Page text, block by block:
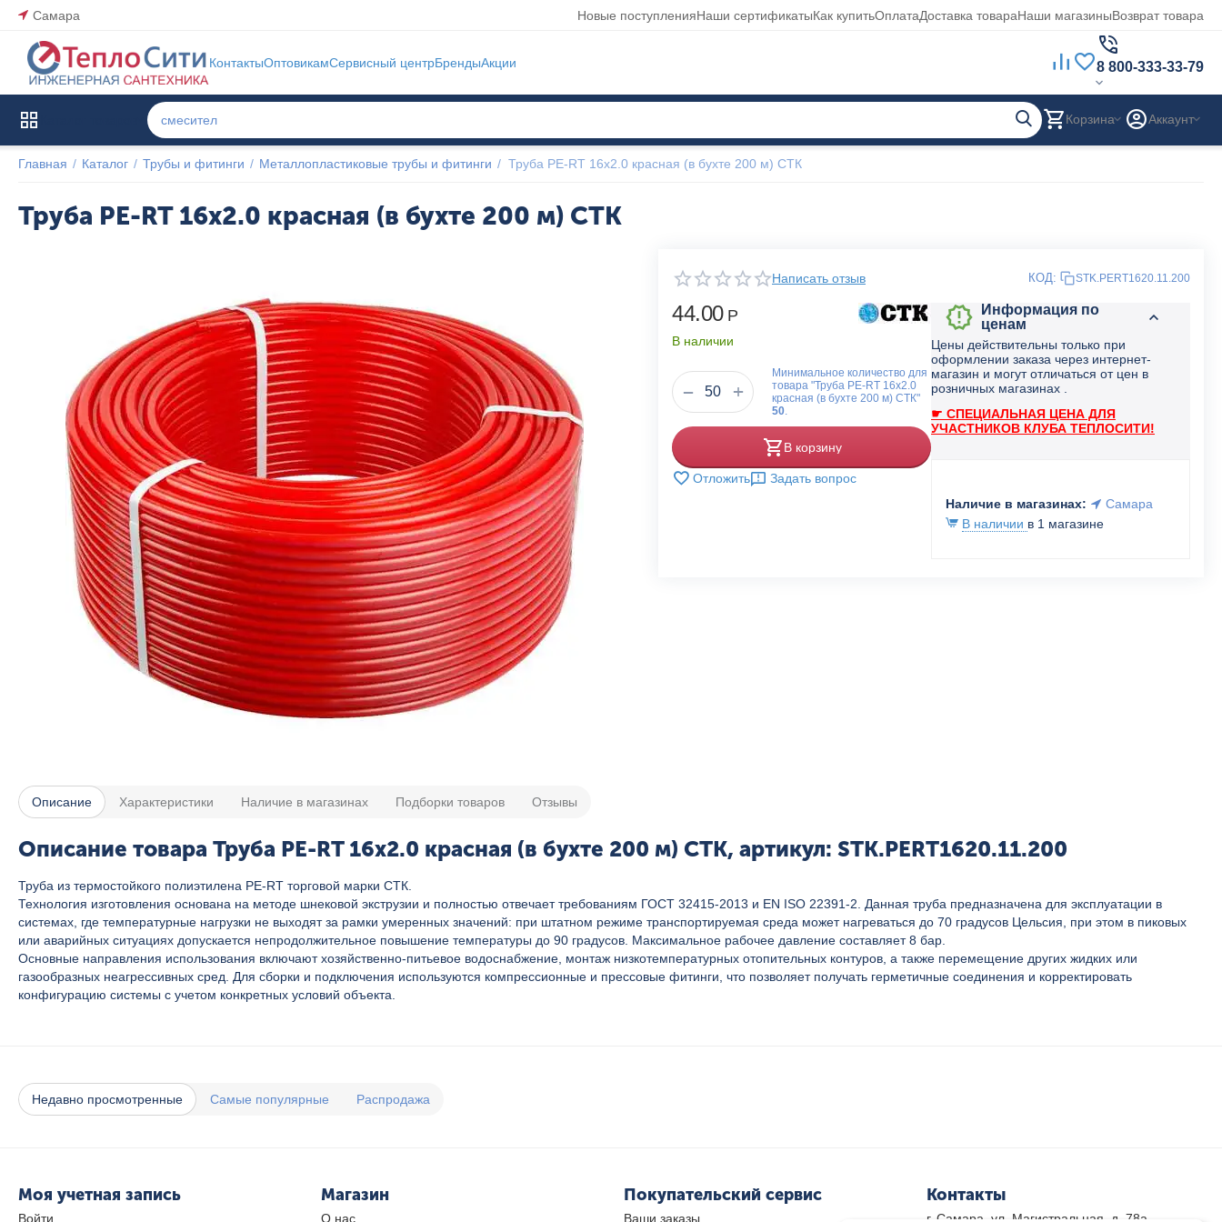
Самара Новые поступленияНаши сертификатыКак купитьОплатаДоставка товараНаши магазиныВозврат товара
КонтактыОптовикамСервисный центрБрендыАкции 8 800-333-33-79
Корзина Аккаунт
Главная / Каталог / Трубы и фитинги / Металлопластиковые трубы и фитинги / Труба PE-RT 16x2.0 красная (в бухте 200 м) СТК
Труба PE-RT 16x2.0 красная (в бухте 200 м) СТК
Написать отзыв КОД: STK.PERT1620.11.200
44.00 Р
В наличии
+
−
Минимальное количество для
товара "Труба PE-RT 16x2.0
красная (в бухте 200 м) СТК"
50.
В корзину
Отложить Задать вопрос
Информация по
ценам
Цены действительны только при
оформлении заказа через интернет-
магазин и могут отличаться от цен в
розничных магазинах .
☛ СПЕЦИАЛЬНАЯ ЦЕНА ДЛЯ
УЧАСТНИКОВ КЛУБА ТЕПЛОСИТИ!
Наличие в магазинах:
Самара
В наличии в 1 магазине
Описание Характеристики Наличие в магазинах Подборки товаров Отзывы
Описание товара Труба PE-RT 16x2.0 красная (в бухте 200 м) СТК, артикул: STK.PERT1620.11.200
Труба из термостойкого полиэтилена PE-RT торговой марки СТК.
Технология изготовления основана на методе шнековой экструзии и полностью отвечает требованиям ГОСТ 32415-2013 и EN ISO 22391-2. Данная труба предназначена для эксплуатации в
системах, где температурные нагрузки не выходят за рамки умеренных значений: при штатном режиме транспортируемая среда может нагреваться до 70 градусов Цельсия, при этом в пиковых
или аварийных ситуациях допускается непродолжительное повышение температуры до 90 градусов. Максимальное рабочее давление составляет 8 бар.
Основные направления использования включают хозяйственно-питьевое водоснабжение, монтаж низкотемпературных отопительных контуров, а также перемещение других жидких или
газообразных неагрессивных сред. Для сборки и подключения используются компрессионные и прессовые фитинги, что позволяет получать герметичные соединения и корректировать
конфигурацию системы с учетом конкретных условий объекта.
Недавно просмотренные Самые популярные Распродажа
Моя учетная запись
Войти
Магазин
О нас
Покупательский сервис
Ваши заказы
Контакты
г. Самара, ул. Магистральная, д. 78а